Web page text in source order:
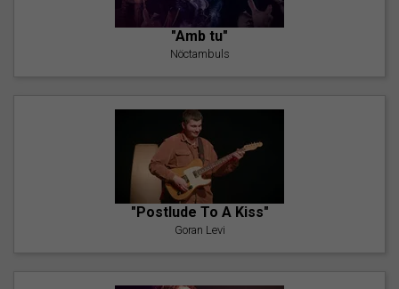
"Amb tu"
Nöctambuls
"Postlude To A Kiss"
Goran Levi